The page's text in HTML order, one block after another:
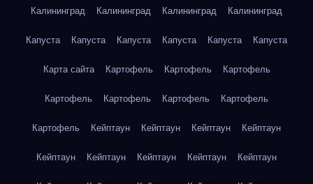
Калининград Калининград Калининград Калининград
Капуста Капуста Капуста Капуста Капуста Капуста
Карта сайта Картофель Картофель Картофель
Картофель Картофель Картофель Картофель
Картофель Кейптаун Кейптаун Кейптаун Кейптаун
Кейптаун Кейптаун Кейптаун Кейптаун Кейптаун